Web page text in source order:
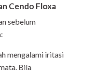
Cendo Floxa
sebelum
mengalami iritasi
Bila